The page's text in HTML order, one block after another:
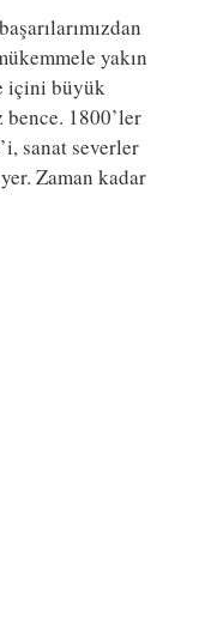
yakın
içini büyük
bence. 1800’ler
sanat severler
Zaman kadar